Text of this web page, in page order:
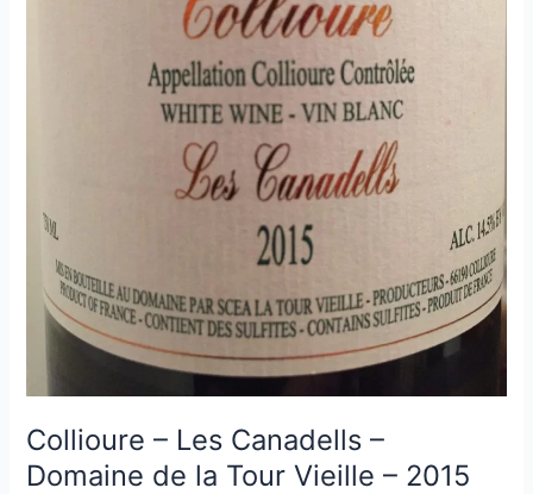
Collioure – Les Canadells –
Domaine de la Tour Vieille – 2015